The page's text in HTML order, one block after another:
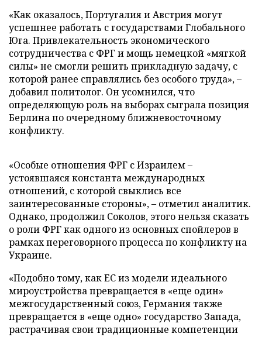
«Как оказалось, Португалия и Австрия могут
успешнее работать с государствами Глобального
Юга. Привлекательность экономического
сотрудничества с ФРГ и мощь немецкой «мягкой
силы» не смогли решить прикладную задачу, с
которой ранее справлялись без особого труда», –
добавил политолог. Он усомнился, что
определяющую роль на выборах сыграла позиция
Берлина по очередному ближневосточному
конфликту.
«Особые отношения ФРГ с Израилем –
устоявшаяся константа международных
отношений, с которой свыклись все
заинтересованные стороны», – отметил аналитик.
Однако, продолжил Соколов, этого нельзя сказать
о роли ФРГ как одного из основных спойлеров в
рамках переговорного процесса по конфликту на
Украине.
«Подобно тому, как ЕС из модели идеального
мироустройства превращается в «еще один»
межгосударственный союз, Германия также
превращается в «еще одно» государство Запада,
растрачивая свои традиционные компетенции